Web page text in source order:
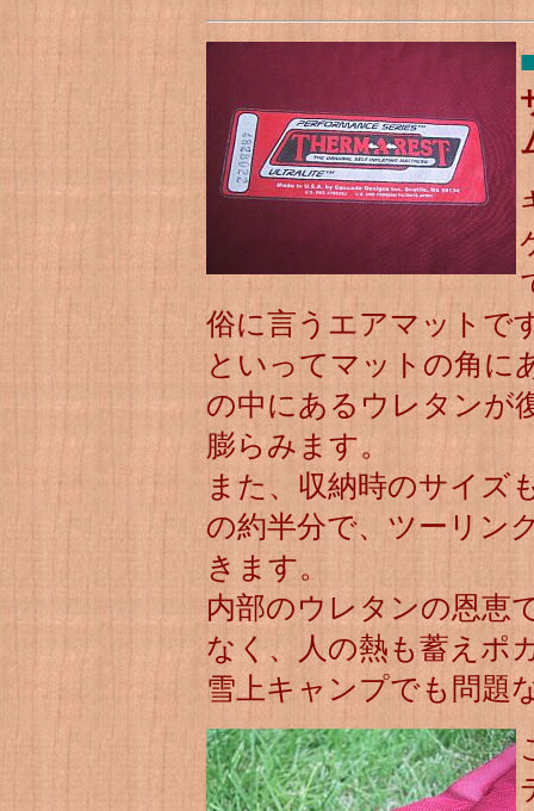
俗に言うエアマットで
といってマットの角に
の中にあるウレタンが
膨らみます。
また、収納時のサイズ
の約半分で、ツーリン
きます。
内部のウレタンの恩恵
なく、人の熱も蓄えポ
雪上キャンプでも問題